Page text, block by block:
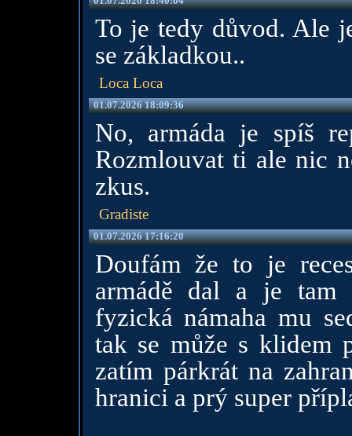
To je tedy důvod. Ale
se základkou..
Loca Loca
01.07.2026 18:09:36
No, armáda je spíš
Rozmlouvat ti ale nic
zkus.
Gradiste
01.07.2026 17:16:20
Doufám že to je
armádě dal a je tam
fyzická námaha mu
tak se může s klidem
zatím párkrát na
hranici a prý super